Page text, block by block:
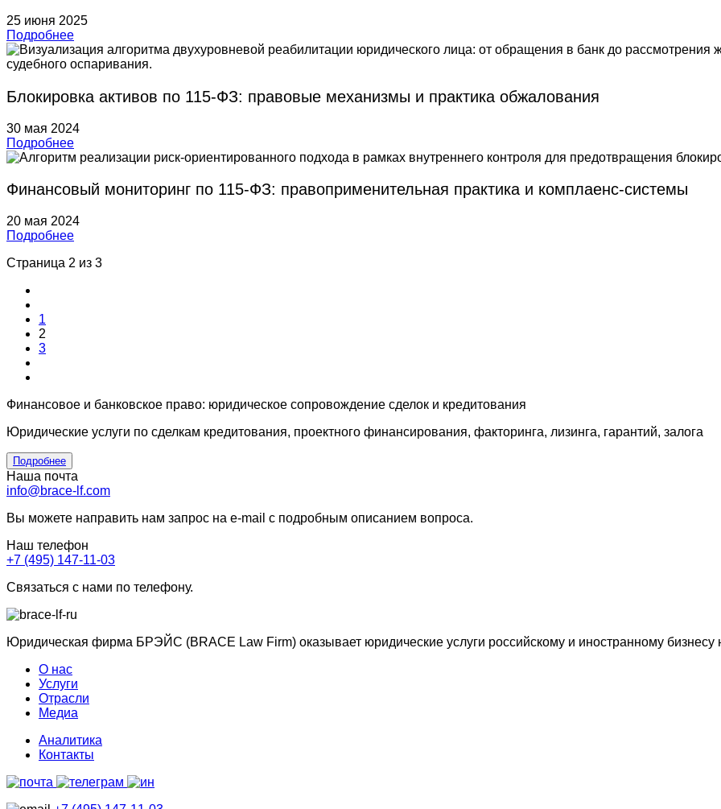
25 июня 2025
Подробнее
Блокировка активов по 115-ФЗ: правовые механизмы и практика обжалования
30 мая 2024
Подробнее
Финансовый мониторинг по 115-ФЗ: правоприменительная практика и комплаенс-системы
20 мая 2024
Подробнее
Страница 2 из 3
1
2
3
Финансовое и банковское право: юридическое сопровождение сделок и кредитования
Юридические услуги по сделкам кредитования, проектного финансирования, факторинга, лизинга, гарантий, залога
Подробнее
Наша почта
info@brace-lf.com
Вы можете направить нам запрос на e-mail с подробным описанием вопроса.
Наш телефон
+7 (495) 147-11-03
Связаться с нами по телефону.
Юридическая фирма БРЭЙС (BRACE Law Firm) оказывает юридические услуги российскому и иностранному бизнесу
О нас
Услуги
Отрасли
Медиа
Аналитика
Контакты